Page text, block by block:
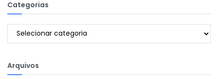
Categorias
Categorias
Arquivos